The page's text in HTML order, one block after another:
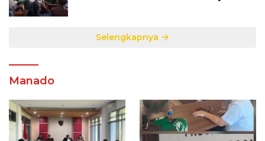
Selengkapnya
Manado